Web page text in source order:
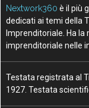
Nextwork360 è il più
dedicati ai temi della
Imprenditoriale. Ha
imprenditoriale nelle
Testata registrata al
1927. Testata